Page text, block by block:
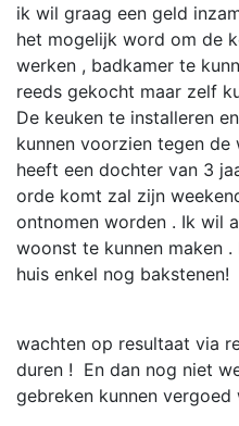
ik wil graag een geld
het mogelijk word om de
werken , badkamer te
reeds gekocht maar zelf
De keuken te installeren
kunnen voorzien tegen
heeft een dochter van 3
orde komt zal zijn
ontnomen worden . Ik wil
woonst te kunnen maken
huis enkel nog bakstenen!
wachten op resultaat via
duren ! En dan nog niet
gebreken kunnen vergoed